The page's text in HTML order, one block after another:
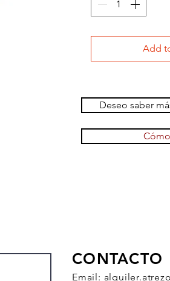
Add
Deseo saber
CONTACTO
Email: